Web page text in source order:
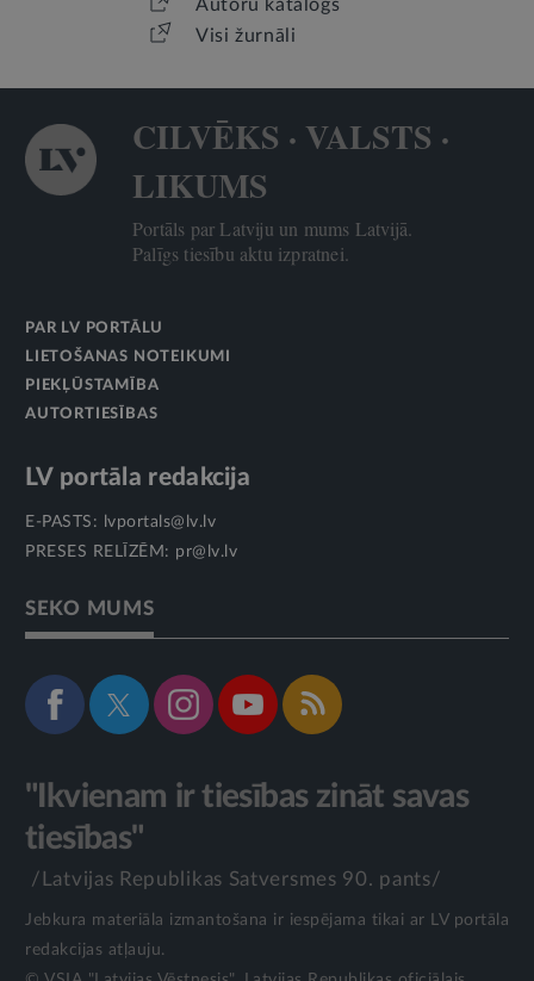
Autoru katalogs
Visi žurnāli
CILVĒKS · VALSTS ·
LIKUMS
Portāls par Latviju un mums Latvijā.
Palīgs tiesību aktu izpratnei.
PAR LV PORTĀLU
LIETOŠANAS NOTEIKUMI
PIEKĻŪSTAMĪBA
AUTORTIESĪBAS
LV portāla redakcija
E-PASTS:
lvportals@lv.lv
PRESES RELĪZĒM: pr@lv.lv
SEKO MUMS
"Ikvienam ir tiesības zināt savas
tiesības"
/Latvijas Republikas Satversmes 90. pants/
Jebkura materiāla izmantošana ir iespējama tikai ar LV portāla
redakcijas atļauju.